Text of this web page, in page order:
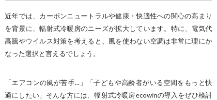
近年では、 カーボンニュートラルや健康・快適性への関心の高まり
を背景に、輻射式冷暖房のニーズが拡大しています。特に、電気代
高騰やウイルス対策を考えると、風を使わない空調は非常に理にか
なった選択と言えるでしょう。
「エアコンの風が苦手…」「子どもや高齢者がいる空間をもっと快
適にしたい」そんな方には、輻射式冷暖房ecowinの導入をぜひ検討